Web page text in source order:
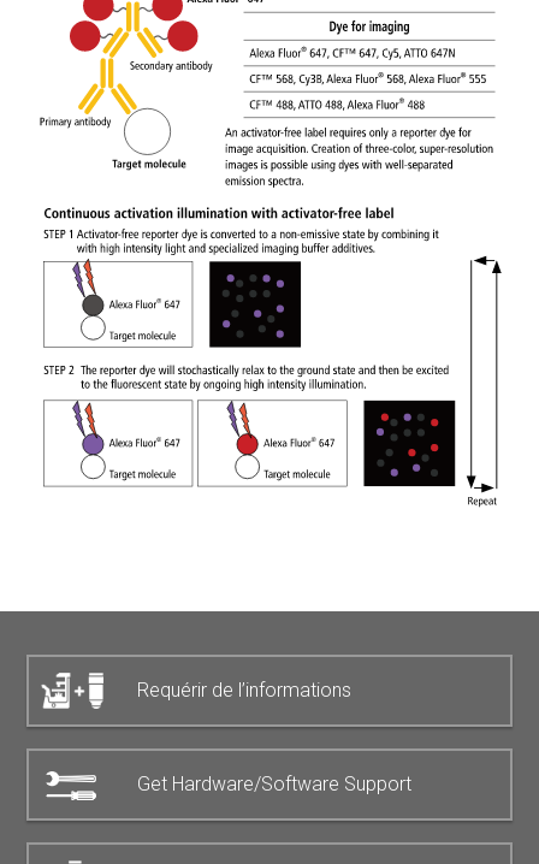
Requérir de l’informations
Get Hardware/Software Support